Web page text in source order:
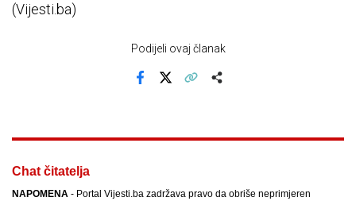
(Vijesti.ba)
Podijeli ovaj članak
Chat čitatelja
NAPOMENA - Portal Vijesti.ba zadržava pravo da obriše neprimjeren